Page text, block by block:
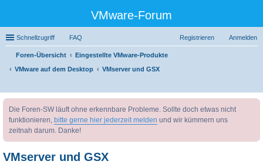
VMware-Forum
Schnellzugriff FAQ Anmelden
Registrieren
Foren-Übersicht
Eingestellte VMware-Produkte
VMware auf dem Desktop
VMserver und GSX
uc
Die Foren-SW läuft ohne erkennbare Probleme. Sollte doch etwas nicht
funktionieren, bitte gerne hier jederzeit melden und wir kümmern uns
zeitnah darum. Danke!
VMserver und GSX